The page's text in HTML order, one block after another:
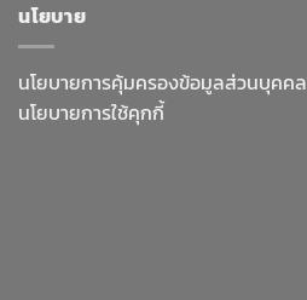
นโยบาย
นโยบายการคุ้มครองข้อมูลส่วนบุคคล
นโยบายการใช้คุกกี้